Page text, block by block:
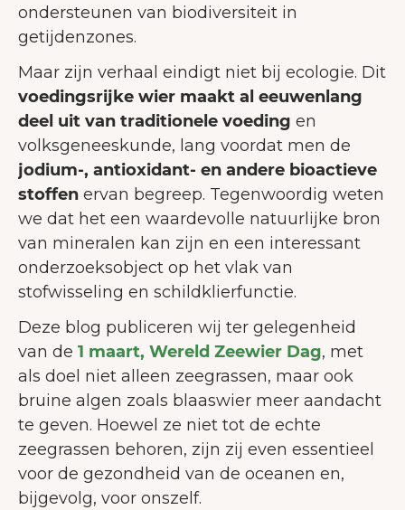
ondersteunen van biodiversiteit in
getijdenzones.
Maar zijn verhaal eindigt niet bij ecologie. Dit
voedingsrijke wier maakt al eeuwenlang
deel uit van traditionele voeding en
volksgeneeskunde, lang voordat men de
jodium-, antioxidant- en andere bioactieve
stoffen ervan begreep. Tegenwoordig weten
we dat het een waardevolle natuurlijke bron
van mineralen kan zijn en een interessant
onderzoeksobject op het vlak van
stofwisseling en schildklierfunctie.
Deze blog publiceren wij ter gelegenheid
van de 1 maart, Wereld Zeewier Dag, met
als doel niet alleen zeegrassen, maar ook
bruine algen zoals blaaswier meer aandacht
te geven. Hoewel ze niet tot de echte
zeegrassen behoren, zijn zij even essentieel
voor de gezondheid van de oceanen en,
bijgevolg, voor onszelf.